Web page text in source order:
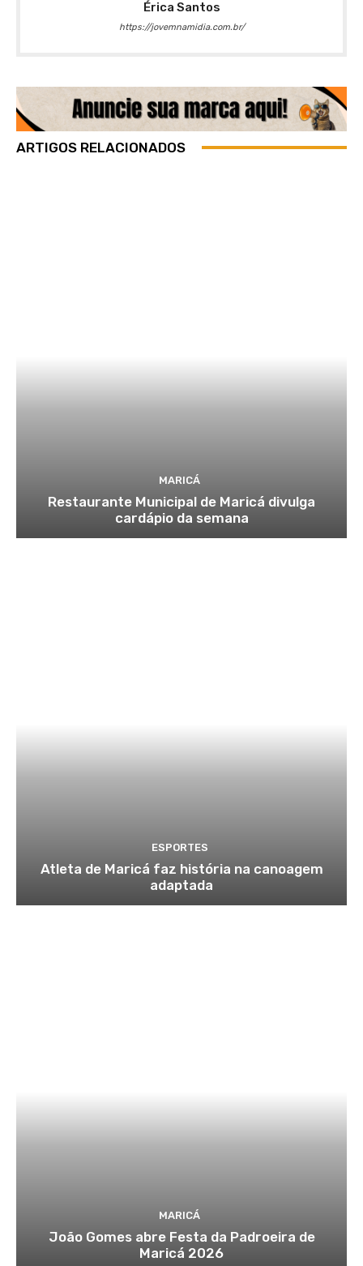
Érica Santos
https://jovemnamidia.com.br/
ARTIGOS RELACIONADOS
MARICÁ
Restaurante Municipal de Maricá divulga
cardápio da semana
ESPORTES
Atleta de Maricá faz história na canoagem
adaptada
MARICÁ
João Gomes abre Festa da Padroeira de
Maricá 2026